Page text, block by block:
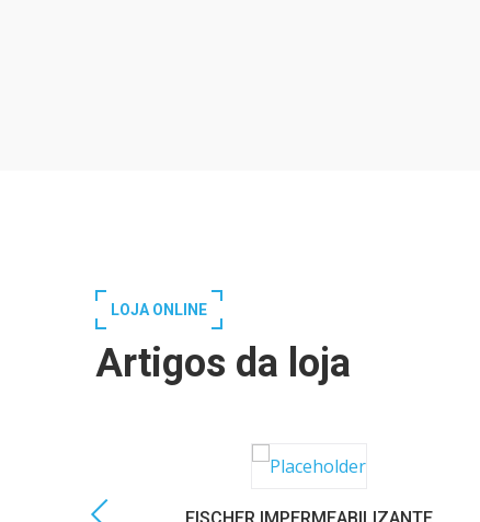
LOJA ONLINE
Artigos da loja